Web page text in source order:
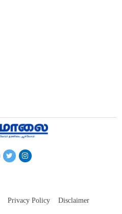
Privacy Policy Disclaimer